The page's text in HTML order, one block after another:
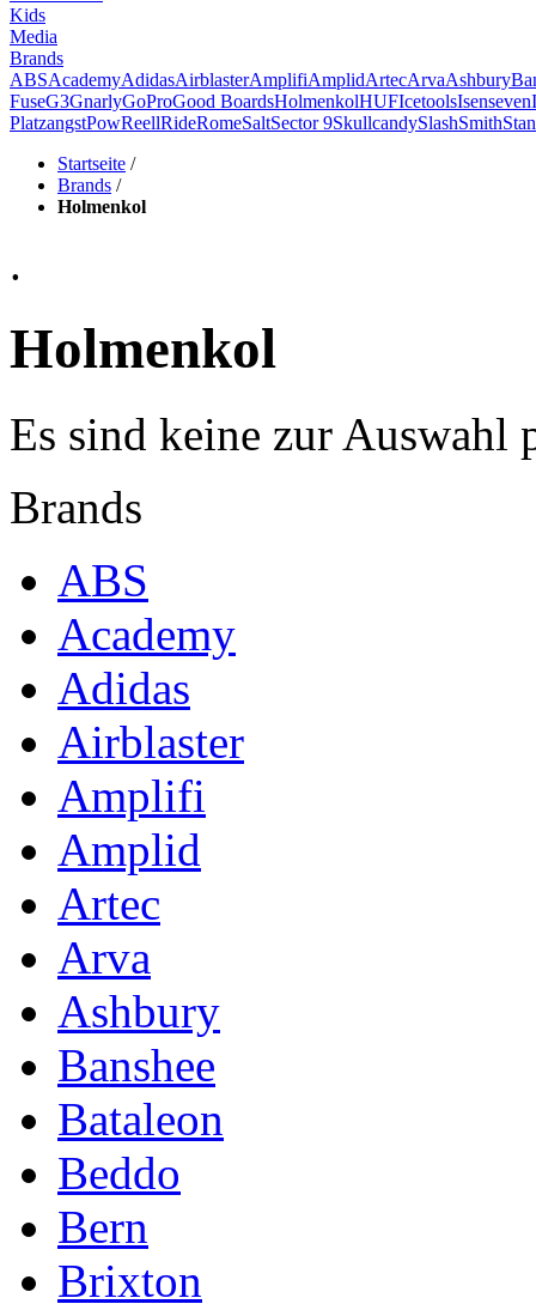
Kids
Media
Brands
ABSAcademyAdidasAirblasterAmplifiAmplidArtecArvaAshbury
FuseG3GnarlyGoProGood BoardsHolmenkolHUFIcetoolsIsenseven
PlatzangstPowReellRideRomeSaltSector 9SkullcandySlashSmith
Startseite /
Brands /
Holmenkol
.
Holmenkol
Es sind keine zur Auswahl
Brands
ABS
Academy
Adidas
Airblaster
Amplifi
Amplid
Artec
Arva
Ashbury
Banshee
Bataleon
Beddo
Bern
Brixton